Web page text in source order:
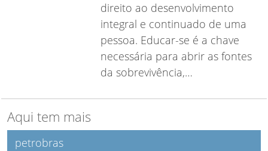
direito ao desenvolvimento
integral e continuado de uma
pessoa. Educar-se é a chave
necessária para abrir as fontes
da sobrevivência,…
Aqui tem mais
petrobras